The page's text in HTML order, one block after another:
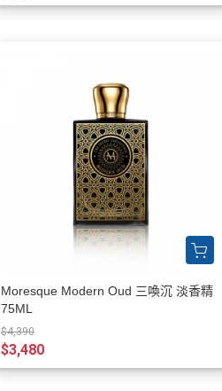
Moresque Modern Oud 三喚沉 淡香精
75ML
$4,390
$3,480